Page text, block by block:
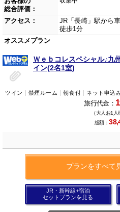
総合評価：
アクセス：
JR「長崎」駅から
徒歩1分
オススメプラン
Ｗｅｂコレスペシャル♪
イン(2名1室)
ツイン 禁煙ルーム 朝食付 ネット申込
旅行代金：
（大人お1人
総額：
プランをすべて
JR・新幹線+宿泊
セットプランを見る